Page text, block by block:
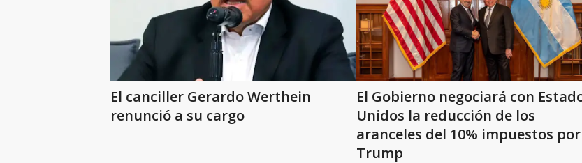
El canciller Gerardo Werthein
renunció a su cargo
El Gobierno negociará con
Unidos la reducción de los
aranceles del 10% impuestos por
Trump